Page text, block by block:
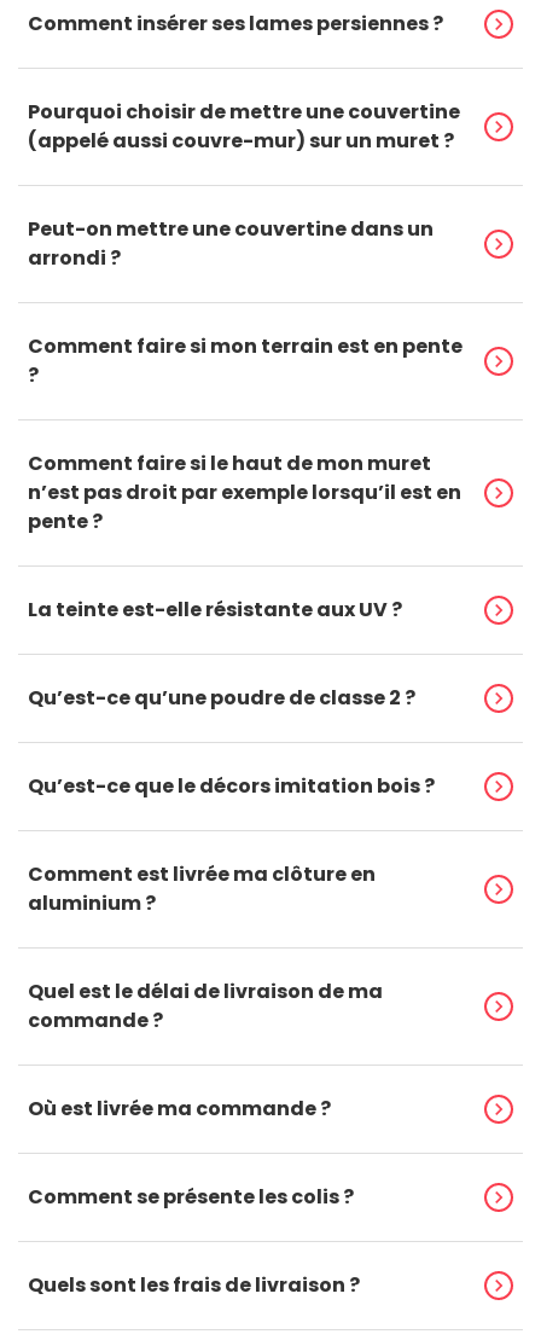
Comment insérer ses lames persiennes ? chevron_right
Pourquoi choisir de mettre une couvertine
(appelé aussi couvre-mur) sur un muret ?
chevron_right
Peut-on mettre une couvertine dans un
arrondi ?
chevron_right
Comment faire si mon terrain est en pente
?
chevron_right
Comment faire si le haut de mon muret
n’est pas droit par exemple lorsqu’il est en
pente ?
chevron_right
La teinte est-elle résistante aux UV ? chevron_right
Qu’est-ce qu’une poudre de classe 2 ? chevron_right
Qu’est-ce que le décors imitation bois ? chevron_right
Comment est livrée ma clôture en
aluminium ?
chevron_right
Quel est le délai de livraison de ma
commande ?
chevron_right
Où est livrée ma commande ? chevron_right
Comment se présente les colis ? chevron_right
Quels sont les frais de livraison ? chevron_right